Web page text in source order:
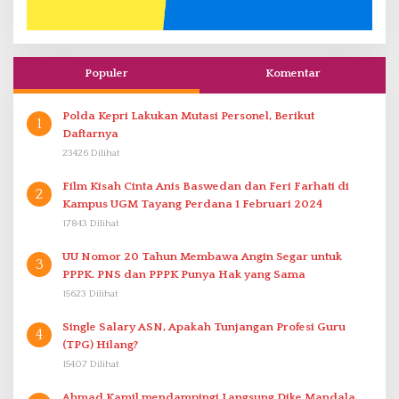
Populer Komentar
1
Polda Kepri Lakukan Mutasi Personel, Berikut
Daftarnya
23426 Dilihat
2
Film Kisah Cinta Anis Baswedan dan Feri Farhati di
Kampus UGM Tayang Perdana 1 Februari 2024
17843 Dilihat
3
UU Nomor 20 Tahun Membawa Angin Segar untuk
PPPK. PNS dan PPPK Punya Hak yang Sama
15623 Dilihat
4
Single Salary ASN, Apakah Tunjangan Profesi Guru
(TPG) Hilang?
15407 Dilihat